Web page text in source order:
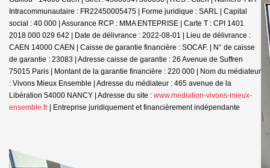
Intracommunautaire : FR22450005475 | Forme juridique : SARL | Capital
social : 40 000 | Assurance RCP : MMA ENTEPRISE | Carte T : CPI 1401
2018 000 029 642 | Date de délivrance : 2022-08-01 | Lieu de délivrance :
CAEN 14000 CAEN | Caisse de garantie financière : SOCAF. | N° de caisse
de garantie : 23083 | Adresse caisse de garantie : 26 Avenue de Suffren
75015 Paris | Montant de la garantie financière : 220 000 | Nom du médiateur
: Vivons Mieux Ensemble | Adresse du médiateur : 465 avenue de la
Libération 54000 NANCY | Adresse du site : www.mediation-vivons-mieux-
ensemble.fr | Entreprise juridiquement et financièrement indépendante